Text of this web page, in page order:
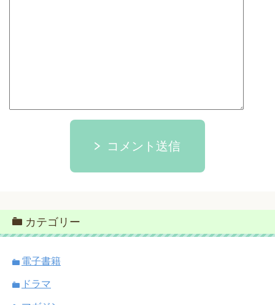
コメント送信
カテゴリー
電子書籍
ドラマ